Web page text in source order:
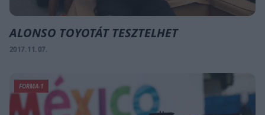
ALONSO TOYOTÁT TESZTELHET
2017. 11. 07.
FORMA-1